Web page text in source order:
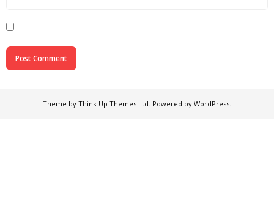
Theme by Think Up Themes Ltd. Powered by WordPress.